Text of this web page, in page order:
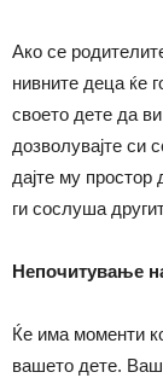
Ако се
нивните деца ќе
своето дете да
дозволувајте си
дајте му простор
ги сослуша
Непочитување
Ќе има моменти
вашето дете.